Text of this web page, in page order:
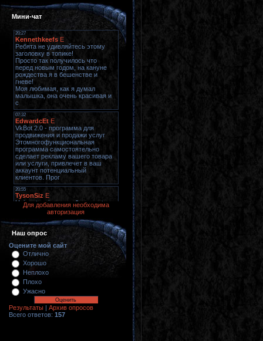
Мини-чат
Для добавления необходима
авторизация
Наш опрос
Оцените мой сайт
Отлично
Хорошо
Неплохо
Плохо
Ужасно
Результаты | Архив опросов
Всего ответов: 157